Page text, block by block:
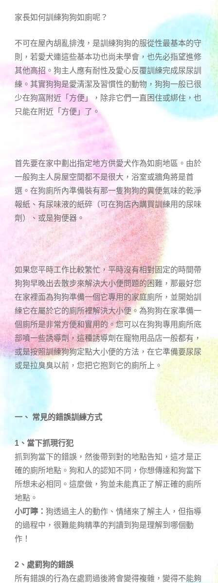
家長如何訓練狗狗如廁呢？
不可在屋內胡亂排洩，是訓練狗狗的服從性最基本的守
則，若愛犬連這些基本功也尚未學會，也先必指望進修
其他高招。狗主人應有耐性及愛心反覆訓練完成尿尿訓
練。其實狗狗是愛清潔及習慣性的動物，狗狗一般已很
少在狗窩附近「方便」，除非它們一直困住或綁住，也
只能在附近「方便」了。
首先要在家中劃出指定地方供愛犬作為如廁地區。由於
一般狗主人房屋空間都不是很大，浴室或牆角將是首
選。在狗廁所內準備裝有那一隻狗狗的糞便氣味的乾淨
報紙、有尿味液的紙碎（可在狗店內購買訓練用的尿味
劑）、或是狗便器。
如果您平時工作比較繁忙，平時沒有相對固定的時間帶
狗狗早晚出去散步來解決大小便問題的困難，那最好您
在家裡面為狗狗準備一個它專用的家庭廁所，並開始訓
練它在屬於它的廁所裡解決大小便。為狗狗在家準備一
個廁所是非常方便和實用的。您可以在狗狗專用廁所底
部噴一些誘導劑，這種誘導劑在寵物用品店一般都有，
或是按照訓練狗狗定點大小便的方法，在它準備要尿尿
或是拉臭臭以前，您把它抱到它的廁所上。
一、 常見的錯誤訓練方式
1、當下抓現行犯
抓到狗當下的錯誤，然後帶到對的地點告知，這才是正
確的廁所地點。狗和人的認知不同，你想傳達和狗當下
所想未必相同。這麼做，狗並未能真正了解正確的廁所
地點。
小叮嚀： 狗透過主人的動作、情緒來了解主人，但指導
的過程中，很難能夠精準的判讀到狗是理解到哪個動
作！
2、處罰狗的錯誤
所有錯誤的行為在處罰過後將會變得複雜，變得不能夠